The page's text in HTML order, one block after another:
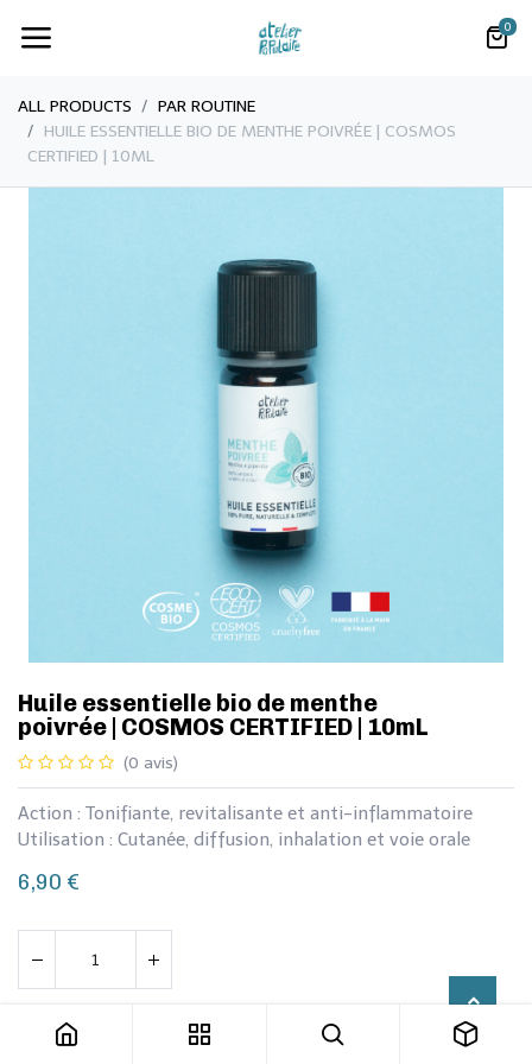
0
ALL PRODUCTS
PAR ROUTINE
​​HUILE ESSENTIELLE BIO DE MENTHE POIVRÉE | COSMOS
CERTIFIED | 10ML
​​Huile essentielle bio de menthe
poivrée | COSMOS CERTIFIED | 10mL
(0 avis)
Action : Tonifiante, revitalisante et anti-inflammatoire
Utilisation : Cutanée, diffusion, inhalation et voie orale
6,90 €
Ajouter au panier